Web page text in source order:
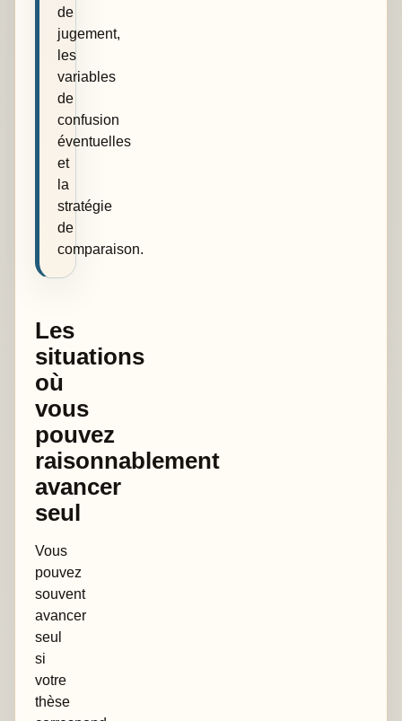
de
jugement,
les
variables
de
confusion
éventuelles
et
la
stratégie
de
comparaison.
Les
situations
où
vous
pouvez
raisonnablement
avancer
seul
Vous
pouvez
souvent
avancer
seul
si
votre
thèse